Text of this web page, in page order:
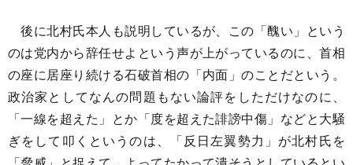
後に北村氏本人も説明しているが、この「醜い」という
のは党内から辞任せよという声が上がっているのに、首相
の座に居座り続ける石破首相の「内面」のことだという。
政治家としてなんの問題もない論評をしただけなのに、
「一線を超えた」とか「度を超えた誹謗中傷」などと大騒
ぎをして叩くというのは、「反日左翼勢力」が北村氏を